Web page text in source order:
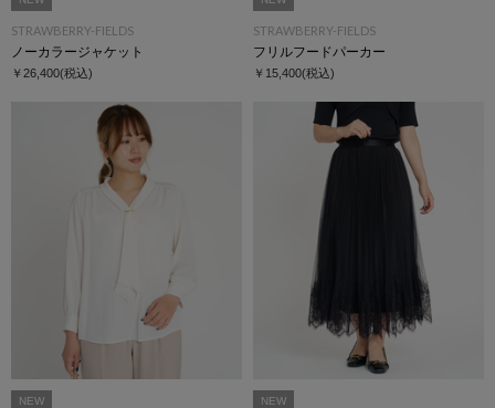
STRAWBERRY-FIELDS
ノーカラージャケット
￥26,400(税込)
STRAWBERRY-FIELDS
フリルフードパーカー
￥15,400(税込)
NEW NEW